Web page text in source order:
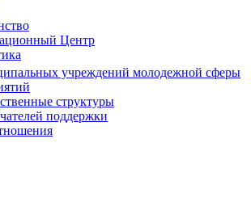
Центр
учреждений молодежной сферы
структуры
поддержки